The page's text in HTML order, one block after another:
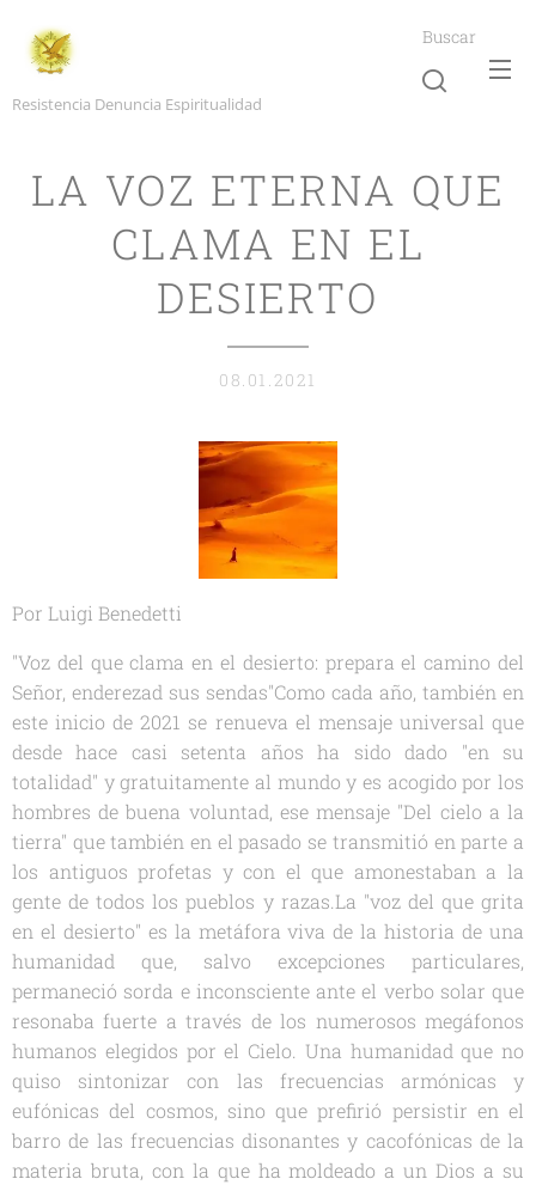
Resistencia Denuncia Espiritualidad
Buscar
LA VOZ ETERNA QUE
CLAMA EN EL
DESIERTO
08.01.2021
Por Luigi Benedetti
"Voz del que clama en el desierto: prepara el camino del
Señor, enderezad sus sendas"Como cada año, también en
este inicio de 2021 se renueva el mensaje universal que
desde hace casi setenta años ha sido dado "en su
totalidad" y gratuitamente al mundo y es acogido por los
hombres de buena voluntad, ese mensaje "Del cielo a la
tierra" que también en el pasado se transmitió en parte a
los antiguos profetas y con el que amonestaban a la
gente de todos los pueblos y razas.La "voz del que grita
en el desierto" es la metáfora viva de la historia de una
humanidad que, salvo excepciones particulares,
permaneció sorda e inconsciente ante el verbo solar que
resonaba fuerte a través de los numerosos megáfonos
humanos elegidos por el Cielo. Una humanidad que no
quiso sintonizar con las frecuencias armónicas y
eufónicas del cosmos, sino que prefirió persistir en el
barro de las frecuencias disonantes y cacofónicas de la
materia bruta, con la que ha moldeado a un Dios a su